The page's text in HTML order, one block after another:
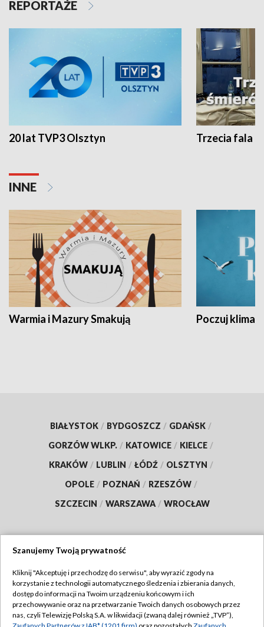
REPORTAŻE
20 lat TVP3 Olsztyn Trzecia fala -
INNE
Warmia i Mazury Smakują Poczuj klimat
BIAŁYSTOK / BYDGOSZCZ / GDAŃSK /
GORZÓW WLKP. / KATOWICE / KIELCE /
KRAKÓW / LUBLIN / ŁÓDŹ / OLSZTYN /
OPOLE / POZNAŃ / RZESZÓW /
SZCZECIN / WARSZAWA / WROCŁAW
TVP
Abonament TVP
Emisja w TVP
Regulamin TVP
Szanujemy Twoją prywatność
Kliknij "Akceptuję i przechodzę do serwisu", aby wyrazić zgody na
korzystanie z technologii automatycznego śledzenia i zbierania danych,
dostęp do informacji na Twoim urządzeniu końcowym i ich
przechowywanie oraz na przetwarzanie Twoich danych osobowych przez
nas, czyli Telewizję Polską S.A. w likwidacji (zwaną dalej również „TVP”),